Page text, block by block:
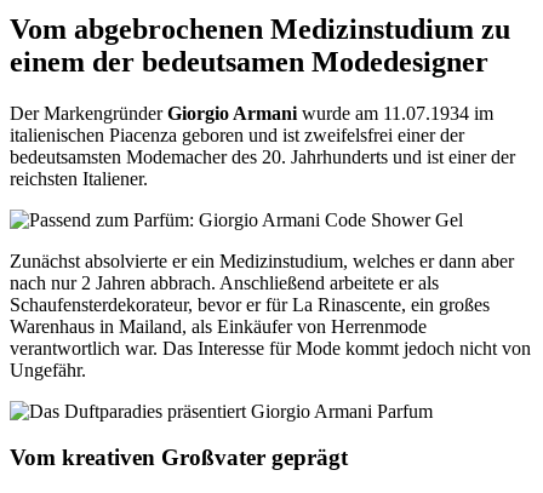
Vom abgebrochenen Medizinstudium zu
einem der bedeutsamen Modedesigner
Der MarkengründerGiorgio Armani wurde am 11.07.1934 im
italienischen Piacenza geboren und ist zweifelsfrei einer der
bedeutsamsten Modemacher des 20. Jahrhunderts und ist einer der
reichsten Italiener.
Zunächst absolvierte er ein Medizinstudium, welches er dann aber
nach nur 2 Jahren abbrach. Anschließend arbeitete er als
Schaufensterdekorateur, bevor er für La Rinascente, ein großes
Warenhaus in Mailand, als Einkäufer von Herrenmode
verantwortlich war. Das Interesse für Mode kommt jedoch nicht von
Ungefähr.
Vom kreativen Großvater geprägt